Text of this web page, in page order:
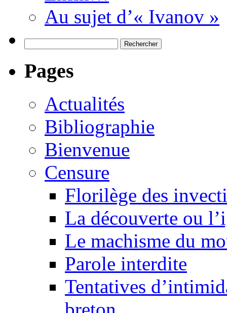
Au sujet d’« Ivanov »
Pages
Actualités
Bibliographie
Bienvenue
Censure
Florilège des
La découverte ou
Le machisme du
Parole interdite
Tentatives